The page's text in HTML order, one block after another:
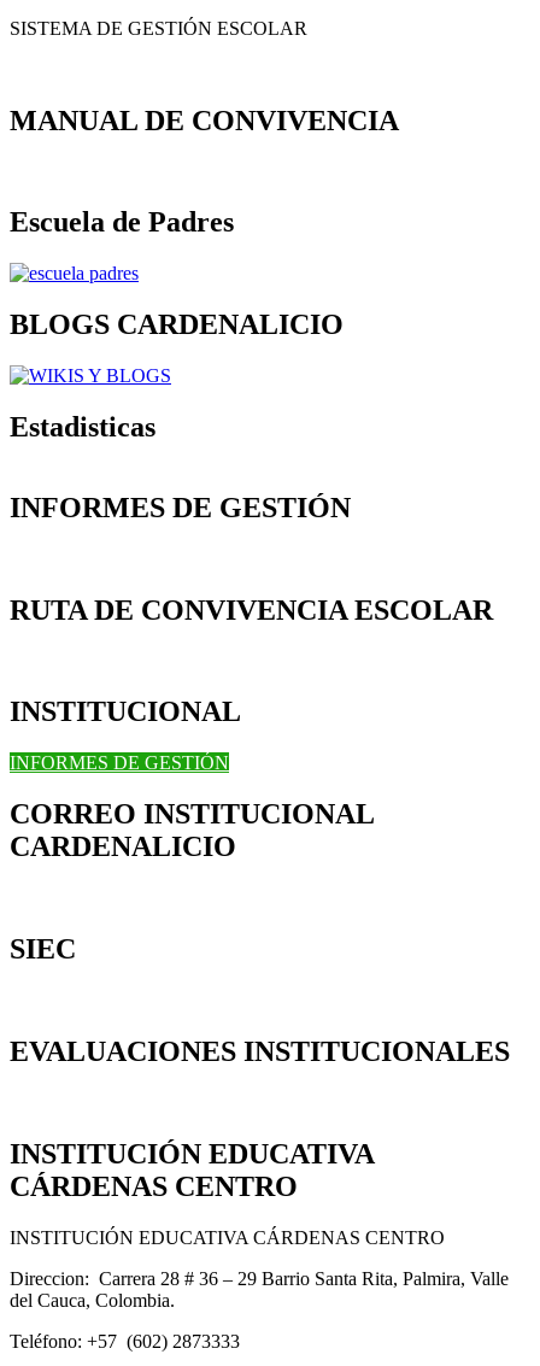
SISTEMA DE GESTIÓN ESCOLAR
MANUAL DE CONVIVENCIA
Escuela de Padres
BLOGS CARDENALICIO
Estadisticas
INFORMES DE GESTIÓN
RUTA DE CONVIVENCIA ESCOLAR
INSTITUCIONAL
INFORMES DE GESTIÓN
CORREO INSTITUCIONAL
CARDENALICIO
SIEC
EVALUACIONES INSTITUCIONALES
INSTITUCIÓN EDUCATIVA
CÁRDENAS CENTRO
INSTITUCIÓN EDUCATIVA CÁRDENAS CENTRO
Direccion: Carrera 28 # 36 – 29 Barrio Santa Rita, Palmira, Valle
del Cauca, Colombia.
Teléfono: +57 (602) 2873333